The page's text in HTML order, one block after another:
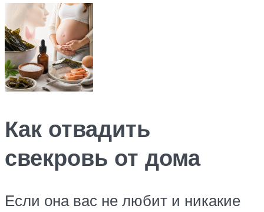
Как отвадить
свекровь от дома
Если она вас не любит и никакие